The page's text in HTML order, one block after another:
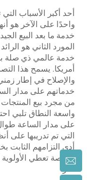
أحد أكبر الأسباب
واحدًا على الآخر هو
خدمة ما بعد البيع
المورد الثاني هو
خدمة عالمي ذي صلة
أمريكا. يسمح هذا
والإصلاح في إطار
خدماتهم على مدار
من مجرد بيع
واسعة النطاق تلبي
على مدار الساعة
التي تم تدريبها
أدى التزامهم الثابت
مخلصة تعطي
آخر.